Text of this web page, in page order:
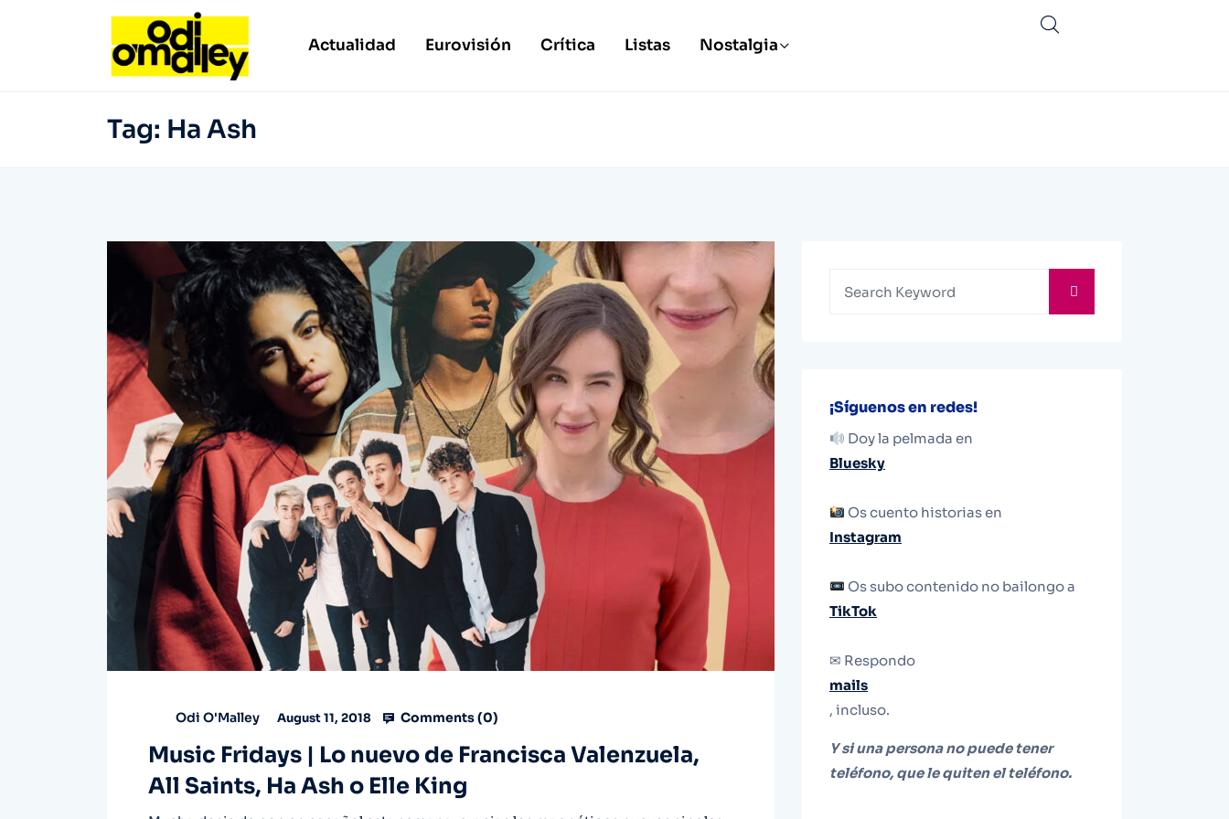
Actualidad Eurovisión Crítica Listas Nostalgia
Tag: Ha Ash
Odi O'Malley August 11, 2018 Comments (0)
Music Fridays | Lo nuevo de Francisca Valenzuela,
All Saints, Ha Ash o Elle King
¡Síguenos en redes!
Doy la pelmada en
Bluesky
Os cuento historias en
Instagram
Os subo contenido no bailongo a
TikTok
✉ Respondo
mails
, incluso.
Y si una persona no puede tener
teléfono, que le quiten el teléfono.